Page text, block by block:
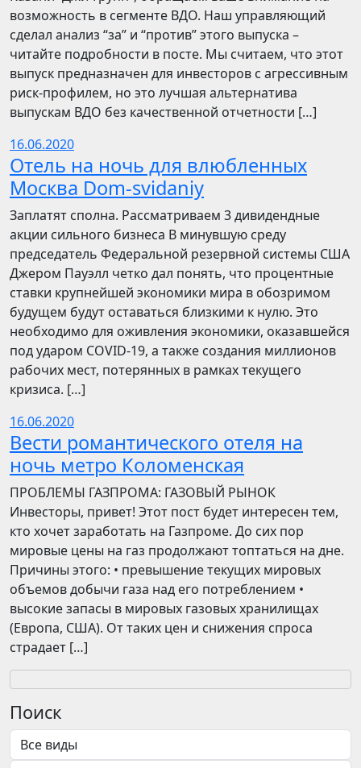
возможность в сегменте ВДО. Наш управляющий
сделал анализ “за” и “против” этого выпуска –
читайте подробности в посте. Мы считаем, что этот
выпуск предназначен для инвесторов с агрессивным
риск-профилем, но это лучшая альтернатива
выпускам ВДО без качественной отчетности […]
16.06.2020
Отель на ночь для влюбленных
Москва Dom-svidaniy
Заплатят сполна. Рассматриваем 3 дивидендные
акции сильного бизнеса В минувшую среду
председатель Федеральной резервной системы США
Джером Пауэлл четко дал понять, что процентные
ставки крупнейшей экономики мира в обозримом
будущем будут оставаться близкими к нулю. Это
необходимо для оживления экономики, оказавшейся
под ударом COVID-19, а также создания миллионов
рабочих мест, потерянных в рамках текущего
кризиса. […]
16.06.2020
Вести романтического отеля на
ночь метро Коломенская
ПРОБЛЕМЫ ГАЗПРОМА: ГАЗОВЫЙ РЫНОК
Инвесторы, привет! Этот пост будет интересен тем,
кто хочет заработать на Газпроме. До сих пор
мировые цены на газ продолжают топтаться на дне.
Причины этого: • превышение текущих мировых
объемов добычи газа над его потреблением •
высокие запасы в мировых газовых хранилищах
(Европа, США). От таких цен и снижения спроса
страдает […]
Поиск